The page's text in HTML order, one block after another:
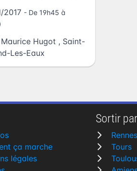
2017 - De 19h45 à
Hugot , Saint-
Les-Eaux
ça marche
légales
Sortir
Rennes
Tours